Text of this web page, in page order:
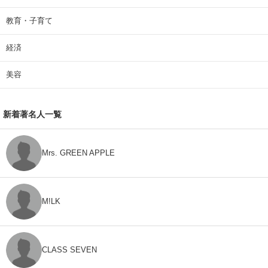
教育・子育て
経済
美容
新着著名人一覧
Mrs. GREEN APPLE
M!LK
CLASS SEVEN